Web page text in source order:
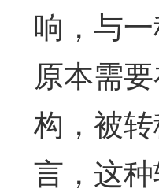
响，与
原本需
构，被
言，这